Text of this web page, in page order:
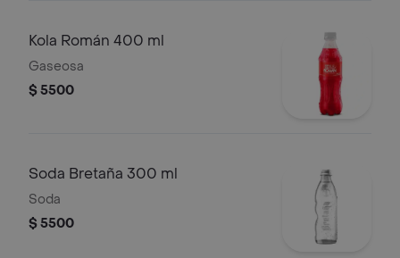
Kola Román 400 ml
Gaseosa
$ 5500
Soda Bretaña 300 ml
Soda
$ 5500